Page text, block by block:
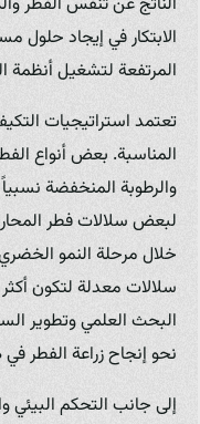
الابتكار في إيجاد حلول
المرتفعة لتشغيل أنظمة
تعتمد استراتيجيات
المناسبة. بعض أنواع
والرطوبة المنخفضة
لبعض سلالات فطر
خلال مرحلة النمو
سلالات معدلة لتكون
البحث العلمي وتطوير
نحو إنجاح زراعة الفطر
إلى جانب التحكم البيئي